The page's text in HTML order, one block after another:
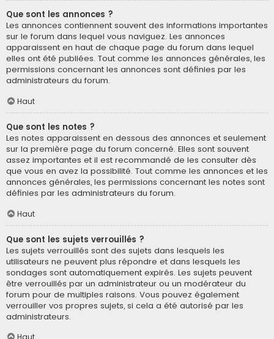
Que sont les annonces ?
Les annonces contiennent souvent des informations importantes
sur le forum dans lequel vous naviguez. Les annonces
apparaissent en haut de chaque page du forum dans lequel
elles ont été publiées. Tout comme les annonces générales, les
permissions concernant les annonces sont définies par les
administrateurs du forum.
Haut
Que sont les notes ?
Les notes apparaissent en dessous des annonces et seulement
sur la première page du forum concerné. Elles sont souvent
assez importantes et il est recommandé de les consulter dès
que vous en avez la possibilité. Tout comme les annonces et les
annonces générales, les permissions concernant les notes sont
définies par les administrateurs du forum.
Haut
Que sont les sujets verrouillés ?
Les sujets verrouillés sont des sujets dans lesquels les
utilisateurs ne peuvent plus répondre et dans lesquels les
sondages sont automatiquement expirés. Les sujets peuvent
être verrouillés par un administrateur ou un modérateur du
forum pour de multiples raisons. Vous pouvez également
verrouiller vos propres sujets, si cela a été autorisé par les
administrateurs.